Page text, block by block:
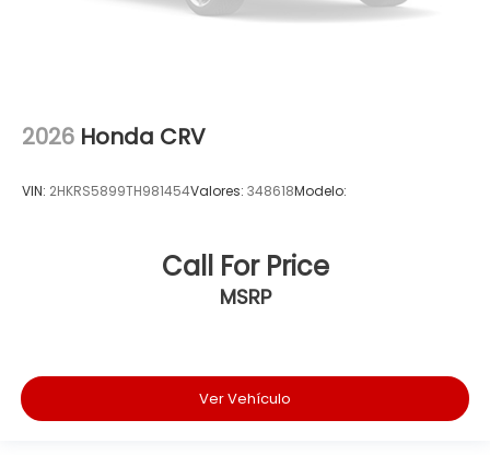
2026 Honda CRV
VIN: 2HKRS5899TH981454Valores: 348618Modelo:
Call For Price
MSRP
Ver Vehículo